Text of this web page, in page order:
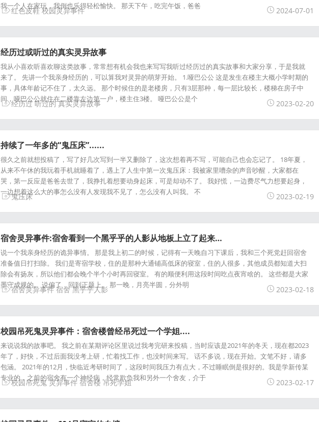
我一个人在家玩，我倒也乐得轻松愉快。 那天下午，吃完午饭，爸爸
红色皮鞋 校园灵异事件 2024-07-01
经历过或听过的真实灵异故事
我从小喜欢听喜欢聊这类故事，常常想有机会我也来写写我听过经历过的真实故事和大家分享，于是我就
来了。 先讲一个我亲身经历的，可以算我对灵异的萌芽开始。 1.哑巴公公 这是发生在楼主大概小学时期的
事，具体年龄记不住了，太久远。 那个时候住的是老楼房，只有3层那种，每一层比较长，楼梯在房子中
间，哑巴公公就住在二楼靠左边第一户，楼主住3楼。 哑巴公公是个
经历过 听过的 真实灵异故事 2023-02-20
持续了一年多的“鬼压床”......
很久之前就想投稿了，写了好几次写到一半又删除了，这次想着再不写，可能自己也会忘记了。 18年夏，
从来不午休的我玩着手机就睡着了，遇上了人生中第一次鬼压床：我被家里嘈杂的声音吵醒，大家都在
哭，第一反应是爸爸去世了，我挣扎着想要动身起床，可是却动不了。 我好慌，一边费尽气力想要起身，
一边想着这么大的事怎么没有人发现我不见了，怎么没有人叫我。 不
鬼压床 2023-02-19
宿舍灵异事件:宿舍看到一个黑乎乎的人影从地板上立了起来…
说一个我亲身经历的诡异事情。 那是我上初二的时候，记得有一天晚自习下课后，我和三个死党赶回宿舍
准备值日打扫除。 我们是寄宿学校，住的是那种大通铺高低床的寝室，住的人很多，其他成员都知道大扫
除会有扬灰，所以他们都会晚个半个小时再回寝室。 有的顺便利用这段时间吃点夜宵啥的。 这些都是大家
墨守成规的。 说偏了，回到正题上。 那一晚，月亮半圆，分外明
宿舍灵异事件 宿舍 黑乎乎人影 2023-02-18
校园吊死鬼灵异事件：宿舍楼曾经吊死过一个学姐....
来说说我的故事吧。 我之前在某期评论区里说过我考完研来投稿，当时应该是2021年的冬天，现在都2023
年了，好快，不过后面我没考上研，忙着找工作，也没时间来写。 话不多说，现在开始。文笔不好，请多
包涵。 2021年的12月，快临近考研时间了，这段时间我压力有点大，不过睡眠倒是很好的。我是学新传某
专业的，之前的宿舍有一个神经病，经常欺负我和另外一个舍友，介于
校园吊死鬼 灵异事件 宿舍楼 吊死学姐 2023-02-17